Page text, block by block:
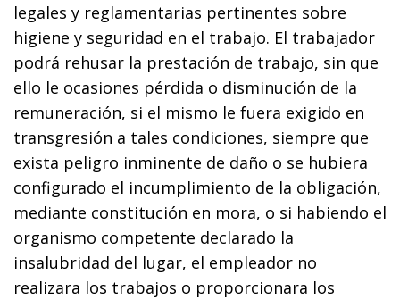
legales y reglamentarias pertinentes sobre
higiene y seguridad en el trabajo. El trabajador
podrá rehusar la prestación de trabajo, sin que
ello le ocasiones pérdida o disminución de la
remuneración, si el mismo le fuera exigido en
transgresión a tales condiciones, siempre que
exista peligro inminente de daño o se hubiera
configurado el incumplimiento de la obligación,
mediante constitución en mora, o si habiendo el
organismo competente declarado la
insalubridad del lugar, el empleador no
realizara los trabajos o proporcionara los